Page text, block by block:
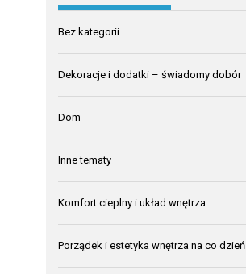
Bez kategorii
Dekoracje i dodatki – świadomy dobór
Dom
Inne tematy
Komfort cieplny i układ wnętrza
Porządek i estetyka wnętrza na co dzień